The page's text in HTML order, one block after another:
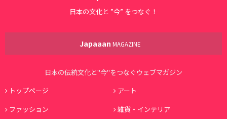
日本の文化と ”今” をつなぐ！
Japaaan MAGAZINE
日本の伝統文化と"今"をつなぐウェブマガジン
トップページ
アート
ファッション
雑貨・インテリア